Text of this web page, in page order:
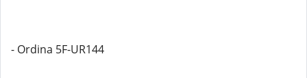
- Ordina 5F-UR144